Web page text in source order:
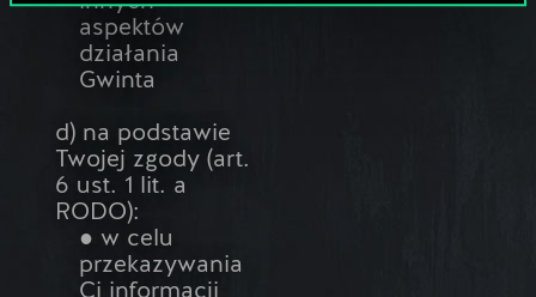
aspektów
działania
Gwinta
d) na podstawie
Twojej zgody (art.
6 ust. 1 lit. a
RODO):
● w celu
przekazywania